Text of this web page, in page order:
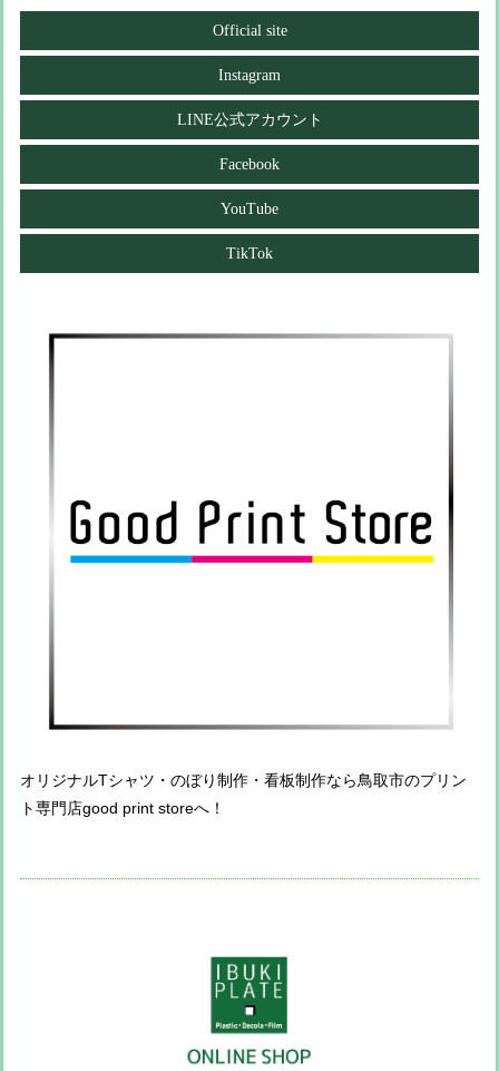
Official site
Instagram
LINE公式アカウント
Facebook
YouTube
TikTok
オリジナルTシャツ・のぼり制作・看板制作なら鳥取市のプリン
ト専門店good print storeへ！